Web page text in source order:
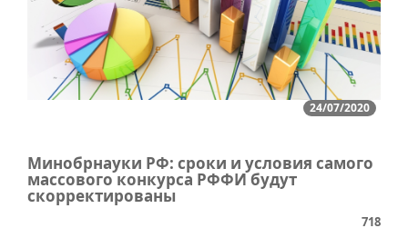
24/07/2020
Минобрнауки РФ: сроки и условия самого
массового конкурса РФФИ будут
скорректированы
718